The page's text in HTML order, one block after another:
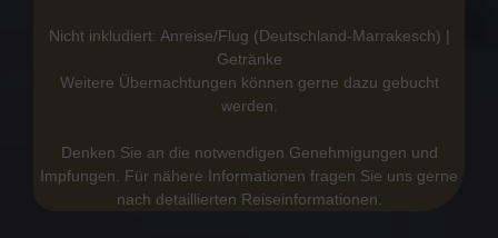
Nicht inkludiert: Anreise/Flug (Deutschland-Marrakesch) |
Getränke
Weitere Übernachtungen können gerne dazu gebucht
werden.
Denken Sie an die notwendigen Genehmigungen und
Impfungen. Für nähere Informationen fragen Sie uns gerne
nach detaillierten Reiseinformationen.